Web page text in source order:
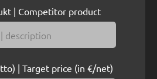
| Competitor product
| Target price (in €/net)